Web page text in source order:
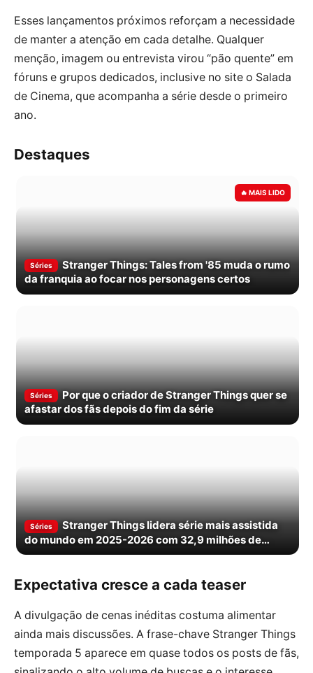
Esses lançamentos próximos reforçam a necessidade
de manter a atenção em cada detalhe. Qualquer
menção, imagem ou entrevista virou “pão quente” em
fóruns e grupos dedicados, inclusive no site o Salada
de Cinema, que acompanha a série desde o primeiro
ano.
Destaques
Séries
Stranger Things: Tales from '85 muda o rumo
da franquia ao focar nos personagens certos
Séries
Por que o criador de Stranger Things quer se
afastar dos fãs depois do fim da série
Séries
Stranger Things lidera série mais assistida
do mundo em 2025-2026 com 32,9 milhões de
espectadores
Expectativa cresce a cada teaser
A divulgação de cenas inéditas costuma alimentar
ainda mais discussões. A frase-chave Stranger Things
temporada 5 aparece em quase todos os posts de fãs,